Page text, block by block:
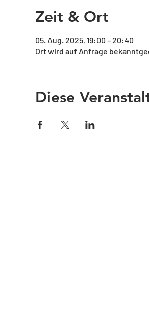
Zeit & Ort
05. Aug. 2025, 19:00 – 20:40
Ort wird auf Anfrage
Diese